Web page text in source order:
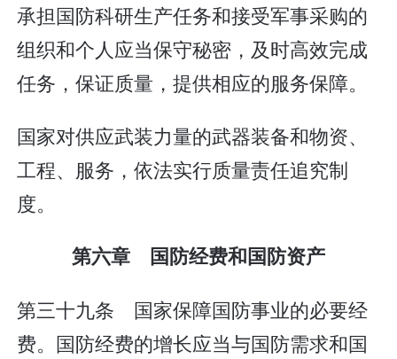
承担国防科研生产任务和接受军事采购的
组织和个人应当保守秘密，及时高效完成
任务，保证质量，提供相应的服务保障。
国家对供应武装力量的武器装备和物资、
工程、服务，依法实行质量责任追究制
度。
第六章 国防经费和国防资产
第三十九条 国家保障国防事业的必要经
费。国防经费的增长应当与国防需求和国